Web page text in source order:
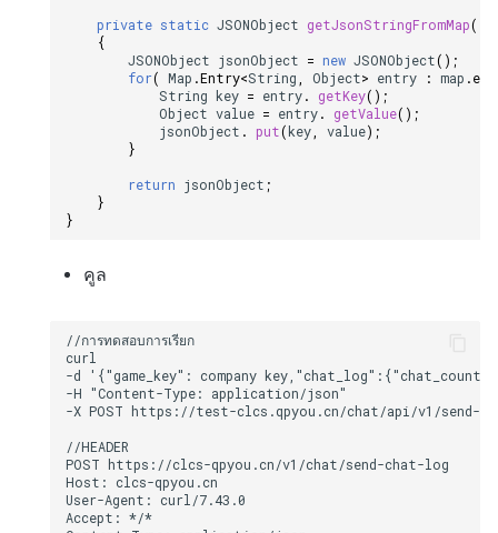
private static JSONObject getJsonStringFromMap(
{
JSONObject jsonObject = new JSONObject();
for( Map .Entry<String, Object> entry : map .
String key = entry. getKey();
Object value = entry. getValue();
jsonObject . put(key, value);
}
return jsonObject ;
}
}
คูล
//การทดสอบการเรียก
Accept: */*